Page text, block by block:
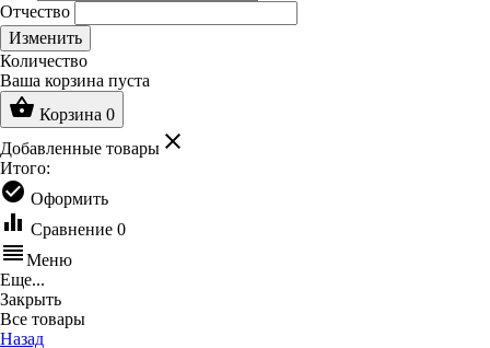
Отчество
Изменить
Количество
Ваша корзина пуста
shopping_basket Корзина 0
Добавленные товары clear
Итого:
check_circle Оформить
equalizer Сравнение 0
reorderМеню
Еще...
Закрыть
Все товары
Назад